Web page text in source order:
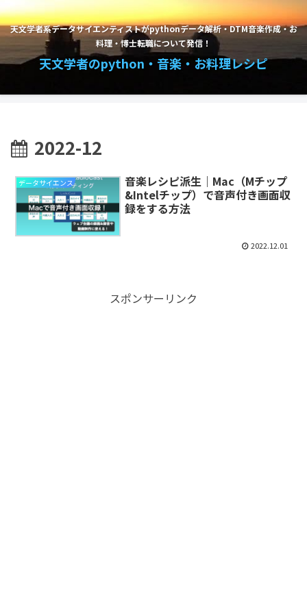
天文学者系データサイエンティストがpythonデータ解析・DTM音楽作成・お
料理・博士転職について発信！
天文学者のpython・音楽・お料理レシピ
2022-12
データサイエンス
音楽レシピ派生｜Mac（Mチップ
&Intelチップ）で音声付き画面収
録をする方法
2022.12.01
スポンサーリンク